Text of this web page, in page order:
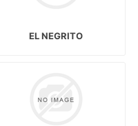
EL NEGRITO